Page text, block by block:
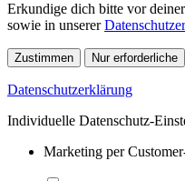
Erkundige dich bitte vor
sowie in unserer
Zustimmen Nur erforderliche
Datenschutzerklärung
Individuelle Datenschutz-
Marketing per